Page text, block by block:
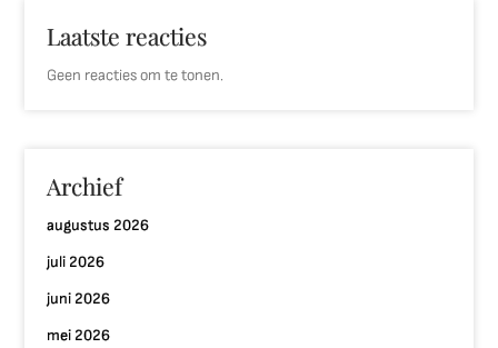
Laatste reacties
Geen reacties om te tonen.
Archief
augustus 2026
juli 2026
juni 2026
mei 2026